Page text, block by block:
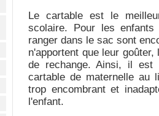
Le cartable est le
scolaire. Pour les
ranger dans le sac sont
n'apportent que leur
de rechange. Ainsi, il est
cartable de maternelle au
trop encombrant et
l'enfant.